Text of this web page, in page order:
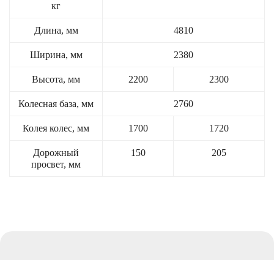
кг
Длина, мм 4810
Ширина, мм 2380
Высота, мм 2200 2300
Колесная база, мм 2760
Колея колес, мм 1700 1720
Дорожный
просвет, мм
150 205